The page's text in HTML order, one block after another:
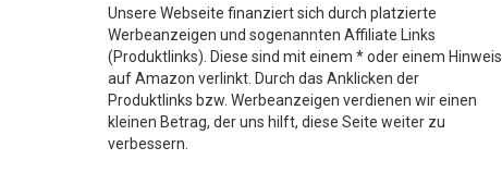
Unsere Webseite finanziert sich durch platzierte
Werbeanzeigen und sogenannten Affiliate Links
(Produktlinks). Diese sind mit einem * oder einem Hinweis
auf Amazon verlinkt. Durch das Anklicken der
Produktlinks bzw. Werbeanzeigen verdienen wir einen
kleinen Betrag, der uns hilft, diese Seite weiter zu
verbessern.